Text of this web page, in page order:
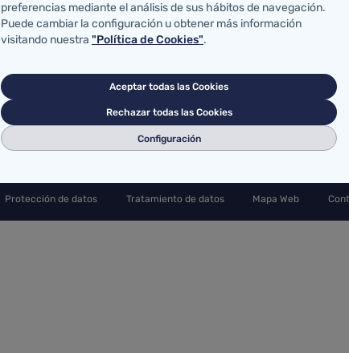
942202772
Protección de datos Tratamiento de datos Mapa Web
preferencias mediante el análisis de sus hábitos de navegación.
Puede cambiar la configuración u obtener más información
visitando nuestra "Política de Cookies".
Aceptar todas las Cookies
Rechazar todas las Cookies
Configuración